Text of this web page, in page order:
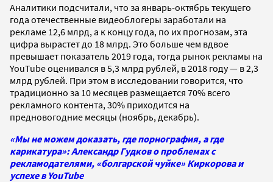
Аналитики подсчитали, что за январь-октябрь текущего
года отечественные видеоблогеры заработали на
рекламе 12,6 млрд, а к концу года, по их прогнозам, эта
цифра вырастет до 18 млрд. Это больше чем вдвое
превышает показатель 2019 года, тогда рынок рекламы на
YouTube оценивался в 5,3 млрд рублей, в 2018 году — в 2,3
млрд рублей. При этом в исследовании говорится, что
традиционно за 10 месяцев размещается 70% всего
рекламного контента, 30% приходится на
предновогодние месяцы (ноябрь, декабрь).
«Мы не можем доказать, где порнография, а где
карикатура»: Александр Гудков о проблемах с
рекламодателями, «болгарской чуйке» Киркорова и
успехе в YouTube